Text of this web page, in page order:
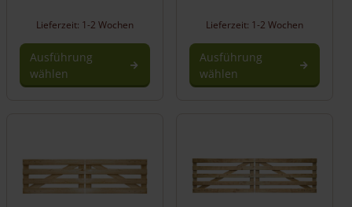
Lieferzeit: 1-2 Wochen
Ausführung
wählen
Lieferzeit: 1-2 Wochen
Ausführung
wählen